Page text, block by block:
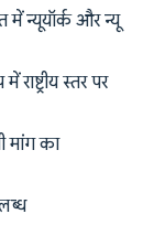
न्यूयॉर्क और न्यू
स्तर पर
मांग का